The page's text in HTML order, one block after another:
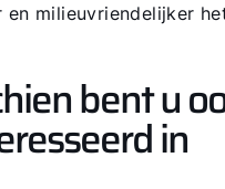
milieuvriendelijker
bent u
in